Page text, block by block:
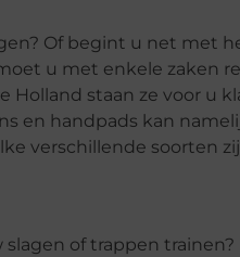
Of begint u net met
u met enkele zaken
staan ze voor u
en handpads kan
verschillende soorten
of trappen